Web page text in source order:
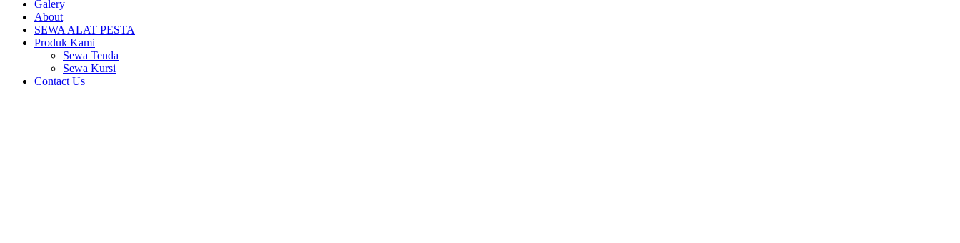
Galery
About
SEWA ALAT PESTA
Produk Kami
Sewa Tenda
Sewa Kursi
Contact Us